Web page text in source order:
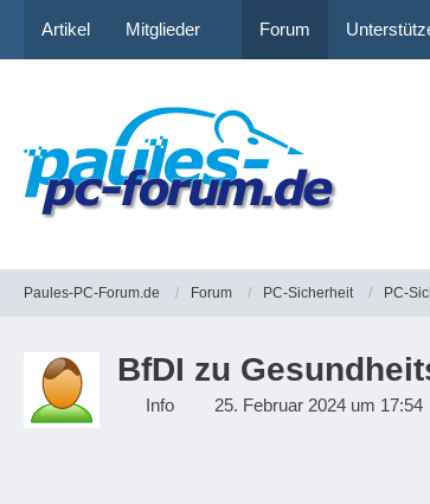
Artikel Mitglieder Forum
Paules-PC-Forum.de Forum PC-Sicherheit PC-
BfDI zu
Info 25. Februar 2024 um 17:54